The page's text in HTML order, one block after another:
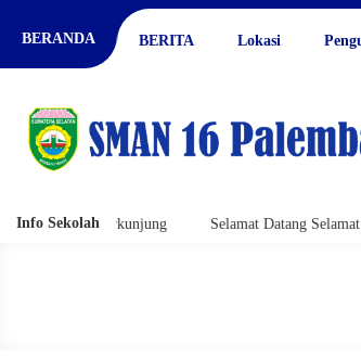
BERANDA BERITA Lokasi
Info Sekolah
Berkunjung Selamat Datang Selamat Berkunjung